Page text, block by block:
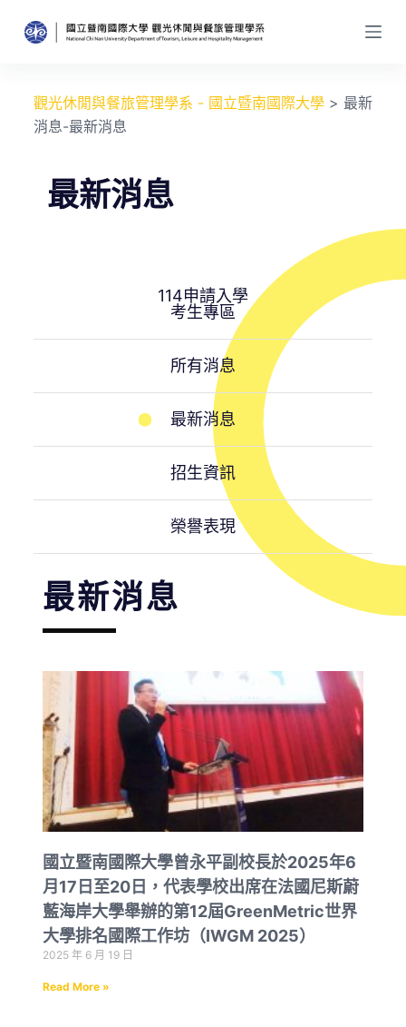
跳
至
觀光休閒與餐旅管理學系 - 國立暨南國際大學> 最新
消息-最新消息
最新消息
114申請入學
考生專區
所有消息
最新消息
招生資訊
榮譽表現
最新消息
國立暨南國際大學曾永平副校長於2025年6
月17日至20日，代表學校出席在法國尼斯蔚
藍海岸大學舉辦的第12屆GreenMetric世界
大學排名國際工作坊（IWGM 2025）
2025 年 6 月 19 日
Read More »